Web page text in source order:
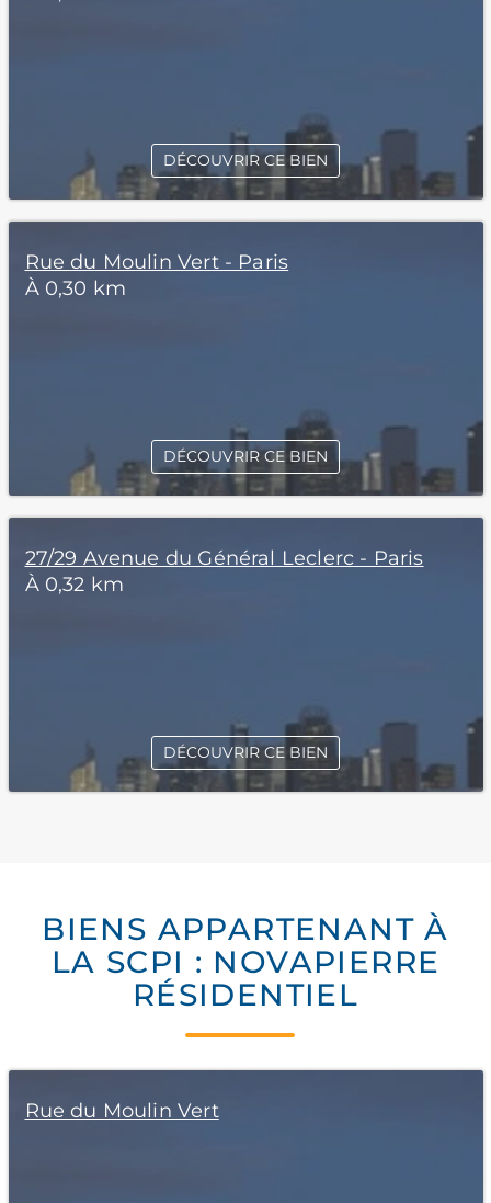
DÉCOUVRIR CE BIEN
Rue du Moulin Vert - Paris
À 0,30 km
DÉCOUVRIR CE BIEN
27/29 Avenue du Général Leclerc - Paris
À 0,32 km
DÉCOUVRIR CE BIEN
BIENS APPARTENANT À
LA SCPI : NOVAPIERRE
RÉSIDENTIEL
Rue du Moulin Vert